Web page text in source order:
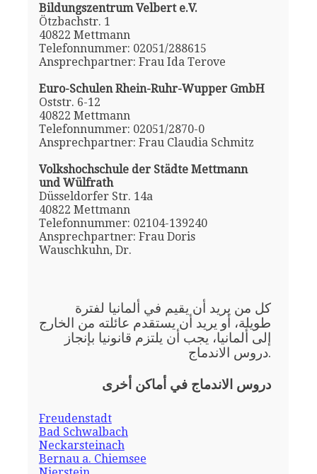
Bildungszentrum Velbert e.V.
Ötzbachstr. 1
40822 Mettmann
Telefonnummer: 02051/288615
Ansprechpartner: Frau Ida Terove
Euro-Schulen Rhein-Ruhr-Wupper GmbH
Oststr. 6-12
40822 Mettmann
Telefonnummer: 02051/2870-0
Ansprechpartner: Frau Claudia Schmitz
Volkshochschule der Städte Mettmann
und Wülfrath
Düsseldorfer Str. 14a
40822 Mettmann
Telefonnummer: 02104-139240
Ansprechpartner: Frau Doris
Wauschkuhn, Dr.
كل من يريد أن يقيم في ألمانيا لفترة
طويلة، أو يريد أن يستقدم عائلته من الخارج
إلى ألمانيا، يجب أن يلتزم قانونيا بإنجاز
دروس الاندماج.
دروس الاندماج في أماكن أخرى
Freudenstadt
Bad Schwalbach
Neckarsteinach
Bernau a. Chiemsee